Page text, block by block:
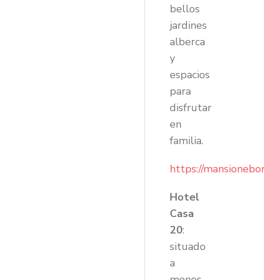
bellos
jardines
alberca
y
espacios
para
disfrutar
en
familia.
https://
Hotel
Casa
20:
situado
a